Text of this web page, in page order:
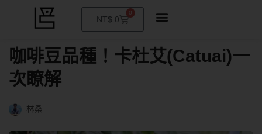
NT$ 0
0
購
咖啡豆品種！卡杜艾(Catuai)一
次瞭解
林桑